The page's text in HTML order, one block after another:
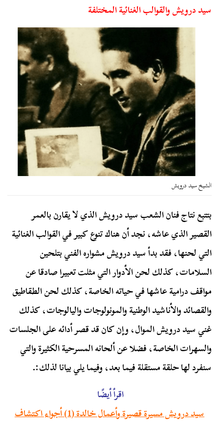
سيد درويش والقوالب الغنائية المختلفة
الشيخ سيد درويش
بتتبع نتاج فنان الشعب سيد درويش الذي لا يقارن بالعمر
القصير الذي عاشه، نجد أن هناك تنوع كبير في القوالب الغنائية
التي لحنها، فقد بدأ سيد درويش مشواره الفني بتلحين
السلامات، كذلك لحن الأدوار التي مثلت تعبيرا صادقا عن
مواقف درامية عاشها في حياته الخاصة، كذلك لحن الطقاطيق
والقصائد والأناشيد الوطنية والمونولوجات واليالوجات، كذلك
غني سيد درويش الموال، وإن كان قد قصر أدائه على الجلسات
والسهرات الخاصة، فضلا عن ألحانه المسرحية الكثيرة والتي
سنفرد لها حلقة مستقلة فيما بعد، وفيما يلي بيانا لذلك:ـ
اقرأ أيضًا
سيد درويش مسيرة قصيرة وأعمال خالدة (1) أجواء اكتشاف